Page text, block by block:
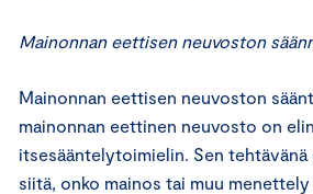
Mainonnan eettisen neuvoston
Mainonnan eettisen neuvoston
mainonnan eettinen neuvosto on
itsesääntelytoimielin. Sen tehtävänä
siitä, onko mainos tai muu